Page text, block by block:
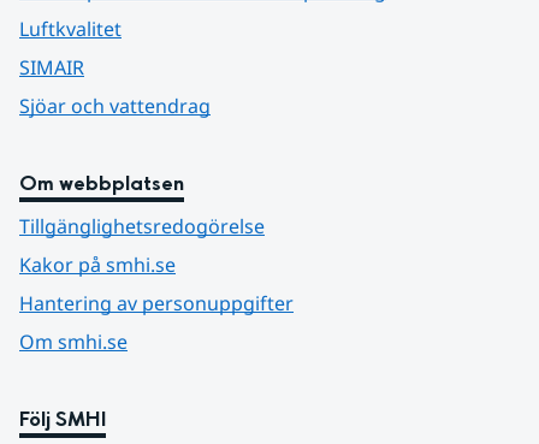
Luftkvalitet
SIMAIR
Sjöar och vattendrag
Om webbplatsen
Tillgänglighetsredogörelse
Kakor på smhi.se
Hantering av personuppgifter
Om smhi.se
Följ SMHI